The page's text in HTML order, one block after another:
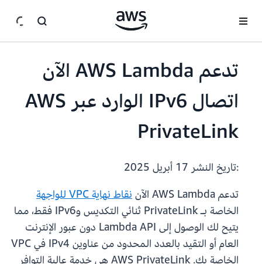
تدعم AWS Lambda الآن
اتصال IPv6 الوارد عبر AWS
PrivateLink
:تاريخ النشر
تدعم AWS Lambda الآن
نقاط نهاية VPC للواجهة
الخاصة بـ PrivateLink ثنائي التكديس وIPv6 فقط، مما
يتيح لك الوصول إلى Lambda API دون عبور الإنترنت
العام أو التقيد بالعدد المحدود من عناوين IPv4 في VPC
الخاصة بك. AWS PrivateLink هي خدمة عالية التوافر